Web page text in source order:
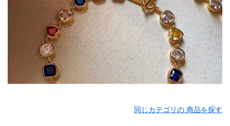
同じカテゴリの 商品を探す